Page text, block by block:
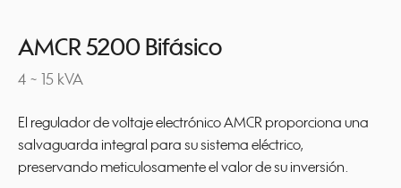
AMCR 5200 Bifásico
4 ~ 15 kVA
El regulador de voltaje electrónico AMCR proporciona una
salvaguarda integral para su sistema eléctrico,
preservando meticulosamente el valor de su inversión.